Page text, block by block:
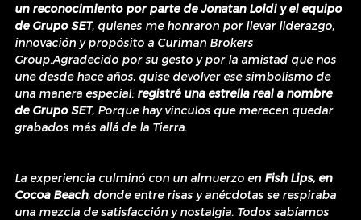
un reconocimiento por parte de Jonatan Loidi y el equipo
de Grupo SET, quienes me honraron por llevar liderazgo,
innovación y propósito a Curiman Brokers
Group.Agradecido por su gesto y por la amistad que nos
une desde hace años, quise devolver ese simbolismo de
una manera especial: registré una estrella real a nombre
de Grupo SET, Porque hay vínculos que merecen quedar
grabados más allá de la Tierra.
La experiencia culminó con un almuerzo en Fish Lips, en
Cocoa Beach, donde entre risas y anécdotas se respiraba
una mezcla de satisfacción y nostalgia. Todos sabíamos